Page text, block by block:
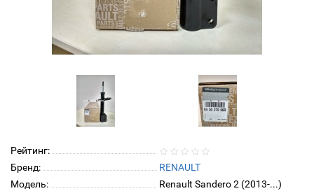
Рейтинг:
Бренд:
RENAULT
Модель:
Renault Sandero 2 (2013-...)